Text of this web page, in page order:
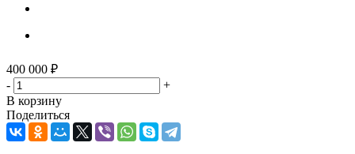
400 000 ₽
-
+
В корзину
Поделиться